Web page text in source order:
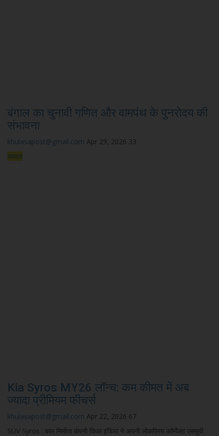
बंगाल का चुनावी गणित और वामपंथ के पुनरोदय की
संभावना
khulasapost@gmail.com Apr 29, 2026 33
व्यापार
Kia Syros MY26 लॉन्च: कम कीमत में अब
ज्यादा प्रीमियम फीचर्स
khulasapost@gmail.com Apr 22, 2026 67
SUV Syros : कार निर्माता कंपनी किआ इंडिया ने अपनी लोकप्रिय कॉम्पैक्ट एसयूवी